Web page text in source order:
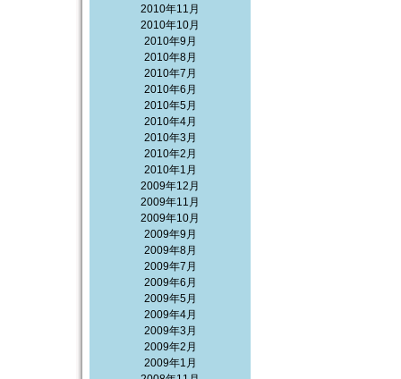
2010年11月
2010年10月
2010年9月
2010年8月
2010年7月
2010年6月
2010年5月
2010年4月
2010年3月
2010年2月
2010年1月
2009年12月
2009年11月
2009年10月
2009年9月
2009年8月
2009年7月
2009年6月
2009年5月
2009年4月
2009年3月
2009年2月
2009年1月